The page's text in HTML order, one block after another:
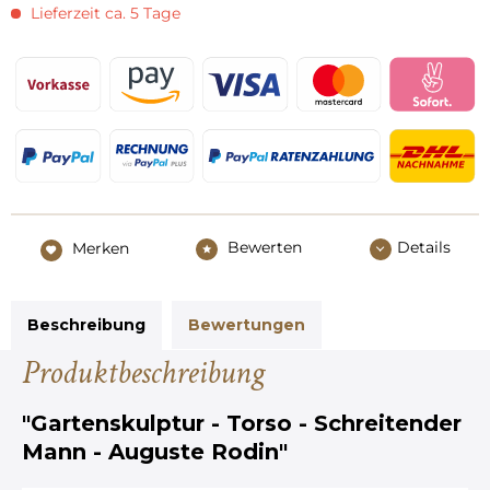
Lieferzeit ca. 5 Tage
Merken Bewerten Details
Beschreibung Bewertungen
Produktbeschreibung
"Gartenskulptur - Torso - Schreitender
Mann - Auguste Rodin"